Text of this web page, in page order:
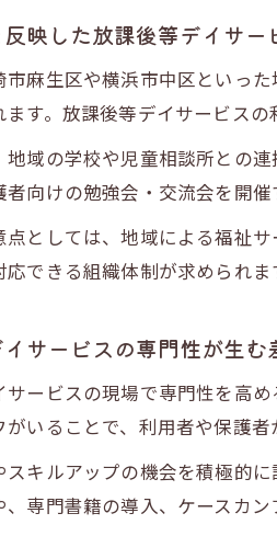
映した放課後等デイサー
市麻生区や横浜市中区といっ
ます。放課後等デイサービス
地域の学校や児童相談所との
向けの勉強会・交流会を開
点としては、地域による福祉
できる組織体制が求められま
サービスの専門性が生む
サービスの現場で専門性を高
がいることで、利用者や保護者
スキルアップの機会を積極的
、専門書籍の導入、ケースカン